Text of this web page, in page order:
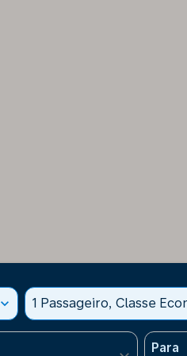
expand_more 1 Passageiro, Classe
Para